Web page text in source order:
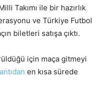
Takımı ile bir hazırlık
ve Türkiye Futbol
biletleri satışa çıktı.
için maça gitmeyi
en kısa sürede